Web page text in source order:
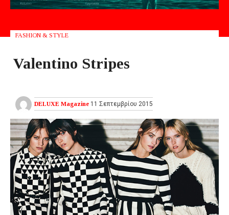
FASHION & STYLE
Valentino Stripes
DELUXE Magazine 11 Σεπτεμβρίου 2015